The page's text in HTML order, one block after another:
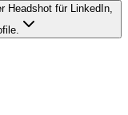
Headshot für LinkedIn,